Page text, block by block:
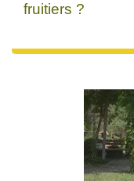
fruitiers ?